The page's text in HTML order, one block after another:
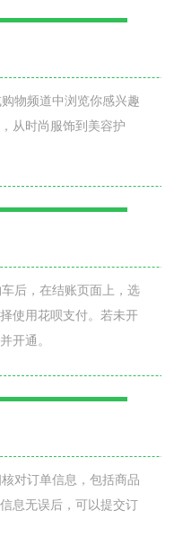
物频道中浏览你感兴趣
从时尚服饰到美容护
后，在结账页面上，选
使用花呗支付。若未开
开通。
对订单信息，包括商品
息无误后，可以提交订